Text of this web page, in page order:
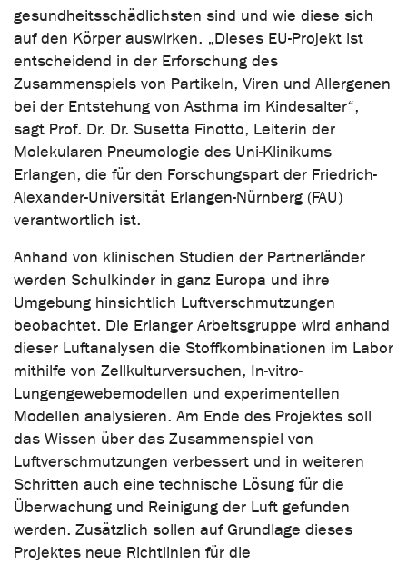
gesundheitsschädlichsten sind und wie diese sich
auf den Körper auswirken. „Dieses EU-Projekt ist
entscheidend in der Erforschung des
Zusammenspiels von Partikeln, Viren und Allergenen
bei der Entstehung von Asthma im Kindesalter“,
sagt Prof. Dr. Dr. Susetta Finotto, Leiterin der
Molekularen Pneumologie des Uni-Klinikums
Erlangen, die für den Forschungspart der Friedrich-
Alexander-Universität Erlangen-Nürnberg (FAU)
verantwortlich ist.
Anhand von klinischen Studien der Partnerländer
werden Schulkinder in ganz Europa und ihre
Umgebung hinsichtlich Luftverschmutzungen
beobachtet. Die Erlanger Arbeitsgruppe wird anhand
dieser Luftanalysen die Stoffkombinationen im Labor
mithilfe von Zellkulturversuchen, In-vitro-
Lungengewebemodellen und experimentellen
Modellen analysieren. Am Ende des Projektes soll
das Wissen über das Zusammenspiel von
Luftverschmutzungen verbessert und in weiteren
Schritten auch eine technische Lösung für die
Überwachung und Reinigung der Luft gefunden
werden. Zusätzlich sollen auf Grundlage dieses
Projektes neue Richtlinien für die